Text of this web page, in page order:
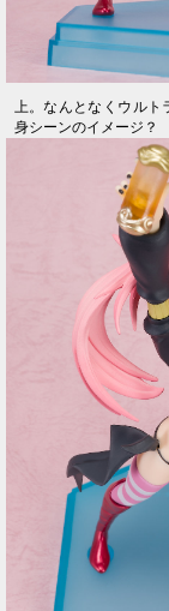
上。なんとなくウル
身シーンのイメージ？